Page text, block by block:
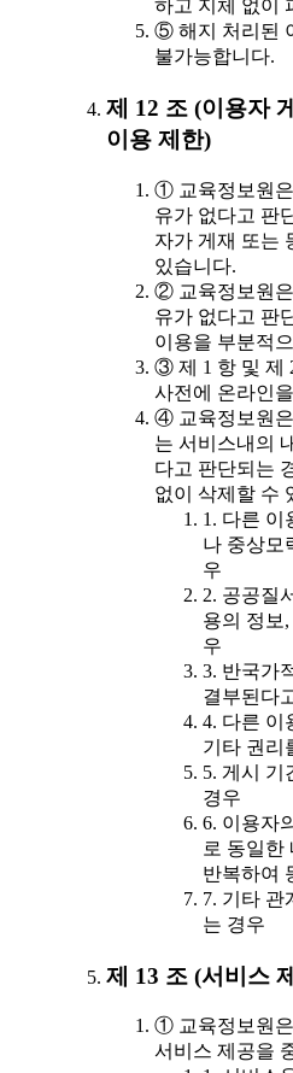
하고 지체 없이
⑤ 해지 처리된
불가능합니다.
제 12 조 (이용자
이용 제한)
① 교육정보원
유가 없다고 판
자가 게재 또는
있습니다.
② 교육정보원
유가 없다고 판
이용을 부분적
③ 제 1 항 및 제
사전에 온라인
④ 교육정보원
는 서비스내의
다고 판단되는
없이 삭제할 수
1. 다른 이
나 중상모
우
2. 공공질
용의 정보
우
3. 반국가
결부된다
4. 다른 이
기타 권리
5. 게시 기
경우
6. 이용자
로 동일한
반복하여
7. 기타 관
는 경우
제 13 조 (서비스
① 교육정보원
서비스 제공을